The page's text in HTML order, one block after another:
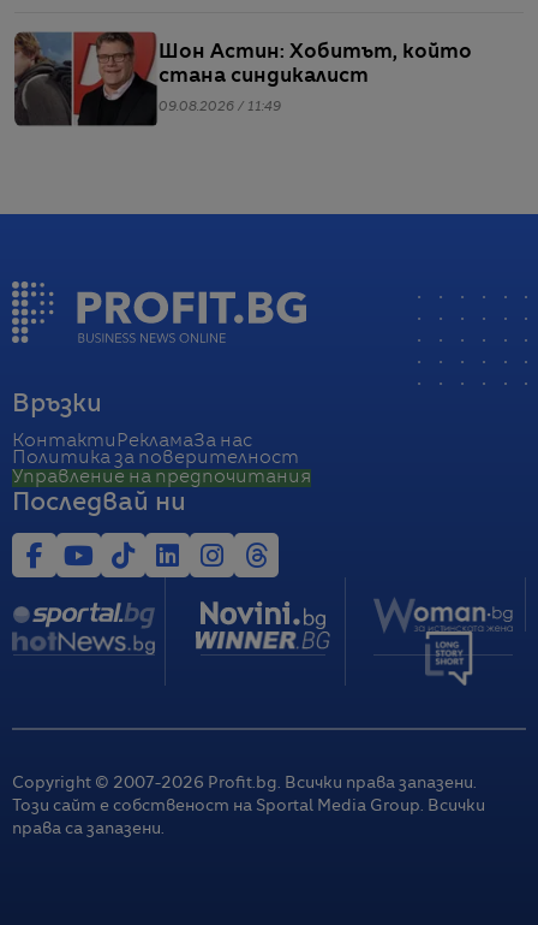
Шон Астин: Хобитът, който
стана синдикалист
09.08.2026 / 11:49
Връзки
Контакти РекламаЗа нас
Политика за поверителност
Управление на предпочитания
Последвай ни
Copyright © 2007-2026 Profit.bg. Всички права запазени.
Този сайт е собственост на Sportal Media Group. Всички
права са запазени.